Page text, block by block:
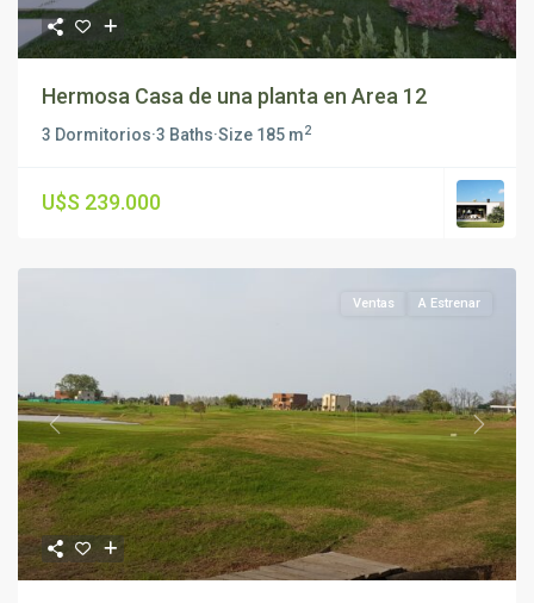
Hermosa Casa de una planta en Area 12
3 Dormitorios·3 Baths·Size 185 m2
U$S 239.000
Previous Next
Ventas A Estrenar